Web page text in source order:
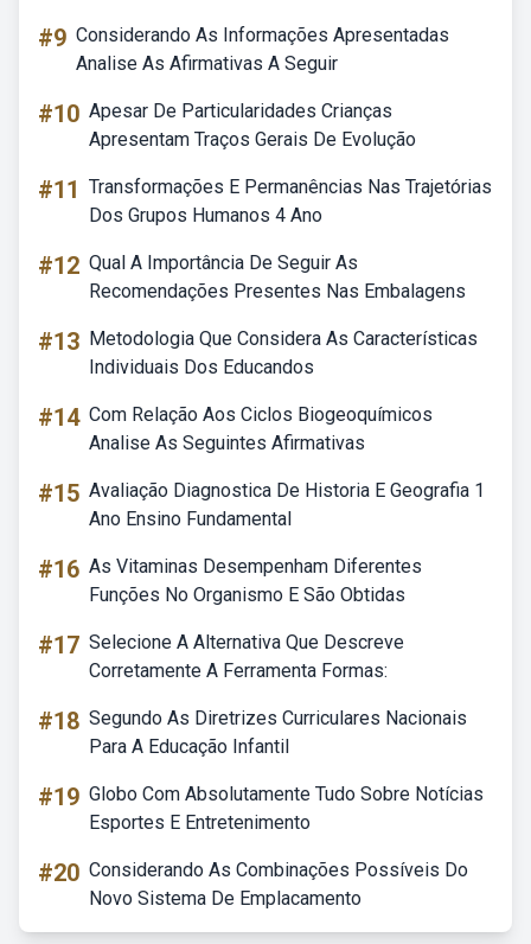
#9 Considerando As Informações Apresentadas
Analise As Afirmativas A Seguir
#10 Apesar De Particularidades Crianças
Apresentam Traços Gerais De Evolução
#11 Transformações E Permanências Nas Trajetórias
Dos Grupos Humanos 4 Ano
#12 Qual A Importância De Seguir As
Recomendações Presentes Nas Embalagens
#13 Metodologia Que Considera As Características
Individuais Dos Educandos
#14 Com Relação Aos Ciclos Biogeoquímicos
Analise As Seguintes Afirmativas
#15 Avaliação Diagnostica De Historia E Geografia 1
Ano Ensino Fundamental
#16 As Vitaminas Desempenham Diferentes
Funções No Organismo E São Obtidas
#17 Selecione A Alternativa Que Descreve
Corretamente A Ferramenta Formas:
#18 Segundo As Diretrizes Curriculares Nacionais
Para A Educação Infantil
#19 Globo Com Absolutamente Tudo Sobre Notícias
Esportes E Entretenimento
#20 Considerando As Combinações Possíveis Do
Novo Sistema De Emplacamento